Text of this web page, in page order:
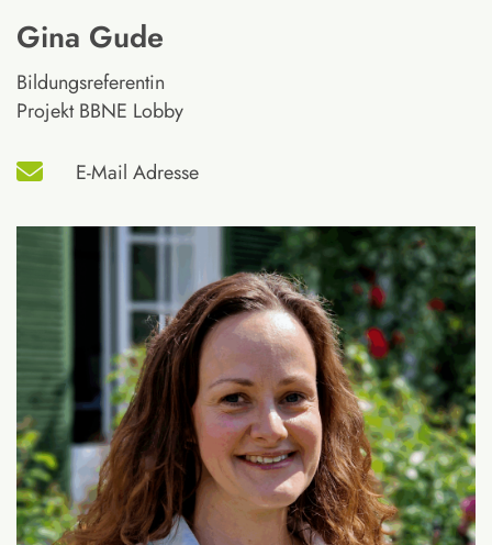
Gina Gude
Bildungsreferentin
Projekt BBNE Lobby
E-Mail Adresse